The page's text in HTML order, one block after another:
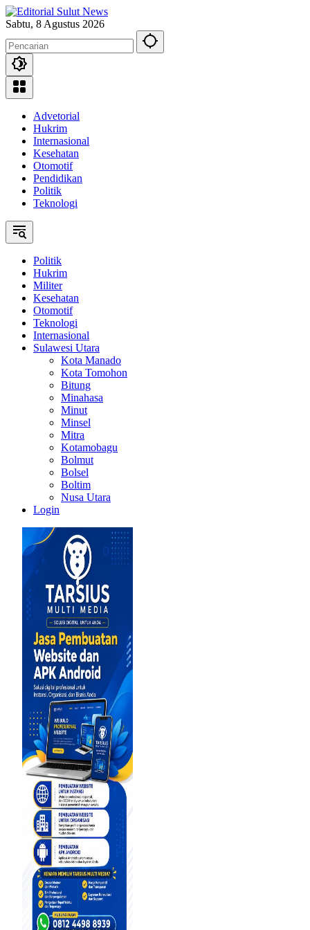
Langsung
ke
Sabtu, 8 Agustus 2026
Advetorial
Hukrim
Internasional
Kesehatan
Otomotif
Pendidikan
Politik
Teknologi
Politik
Hukrim
Militer
Kesehatan
Otomotif
Teknologi
Internasional
Sulawesi Utara
Kota Manado
Kota Tomohon
Bitung
Minahasa
Minut
Minsel
Mitra
Kotamobagu
Bolmut
Bolsel
Boltim
Nusa Utara
Login